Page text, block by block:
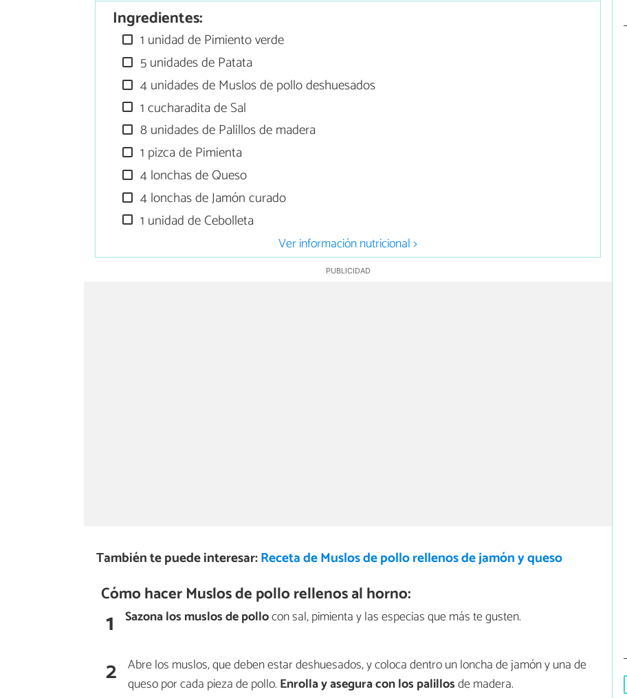
Ingredientes:
1 unidad de Pimiento verde
5 unidades de Patata
4 unidades de Muslos de pollo deshuesados
1 cucharadita de Sal
8 unidades de Palillos de madera
1 pizca de Pimienta
4 lonchas de Queso
4 lonchas de Jamón curado
1 unidad de Cebolleta
Ver información nutricional >
También te puede interesar:Receta de Muslos de pollo rellenos de jamón y queso
Cómo hacer Muslos de pollo rellenos al horno:
1 Sazona los muslos de pollocon sal, pimienta y las especias que más te gusten.
2 Abre los muslos, que deben estar deshuesados, y coloca dentro un loncha de jamón y una de
queso por cada pieza de pollo. Enrolla y asegura con los palillosde madera.